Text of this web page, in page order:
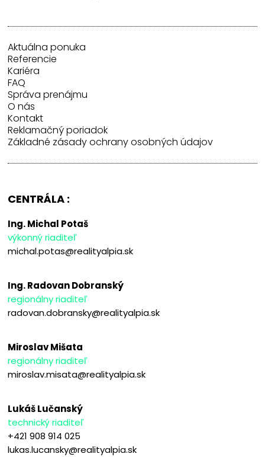
Aktuálna ponuka
Referencie
Kariéra
FAQ
Správa prenájmu
O nás
Kontakt
Reklamačný poriadok
Základné zásady ochrany osobných údajov
CENTRÁLA :
Ing. Michal Potaš
výkonný riaditeľ
michal.potas@realityalpia.sk
Ing. Radovan Dobranský
regionálny riaditeľ
radovan.dobransky@realityalpia.sk
Miroslav Mišata
regionálny riaditeľ
miroslav.misata@realityalpia.sk
Lukáš Lučanský
technický riaditeľ
+421 908 914 025
lukas.lucansky@realityalpia.sk